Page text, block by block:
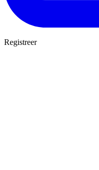
Registreer